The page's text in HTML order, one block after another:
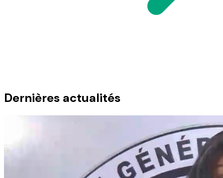
Dernières actualités